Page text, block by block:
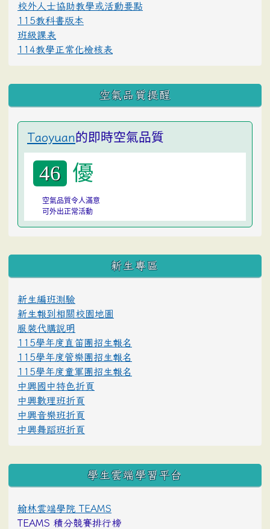
校外人士協助教學或活動要點
115教科書版本
班級課表
114教學正常化檢核表
空氣品質提醒
Taoyuan的即時空氣品質
46 優
空氣品質令人滿意
可外出正常活動
:::
新生專區
新生編班測驗
新生報到相關校園地圖
服裝代購說明
115學年度直笛團招生報名
115學年度管樂團招生報名
115學年度童軍團招生報名
中興國中特色折頁
中興數理班折頁
中興音樂班折頁
中興舞蹈班折頁
學生雲端學習平台
翰林雲端學院 TEAMS
TEAMS 積分競賽排行榜